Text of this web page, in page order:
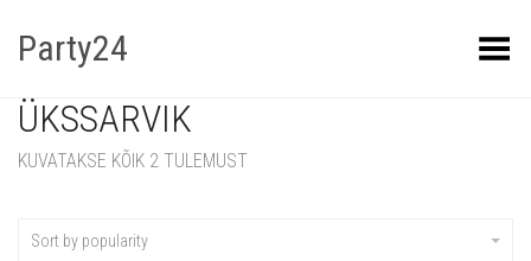
Party24 Kuva menüü
ÜKSSARVIK
KUVATAKSE KÕIK 2 TULEMUST
Sort by popularity